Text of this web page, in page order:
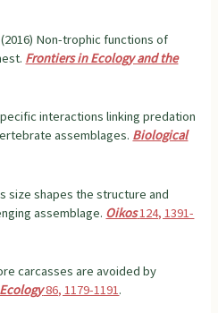
Non-trophic functions of
Frontiers in Ecology and the
interactions linking predation
assemblages. Biological
size shapes the structure and
assemblage. Oikos124, 1391-
carcasses are avoided by
86, 1179-1191.